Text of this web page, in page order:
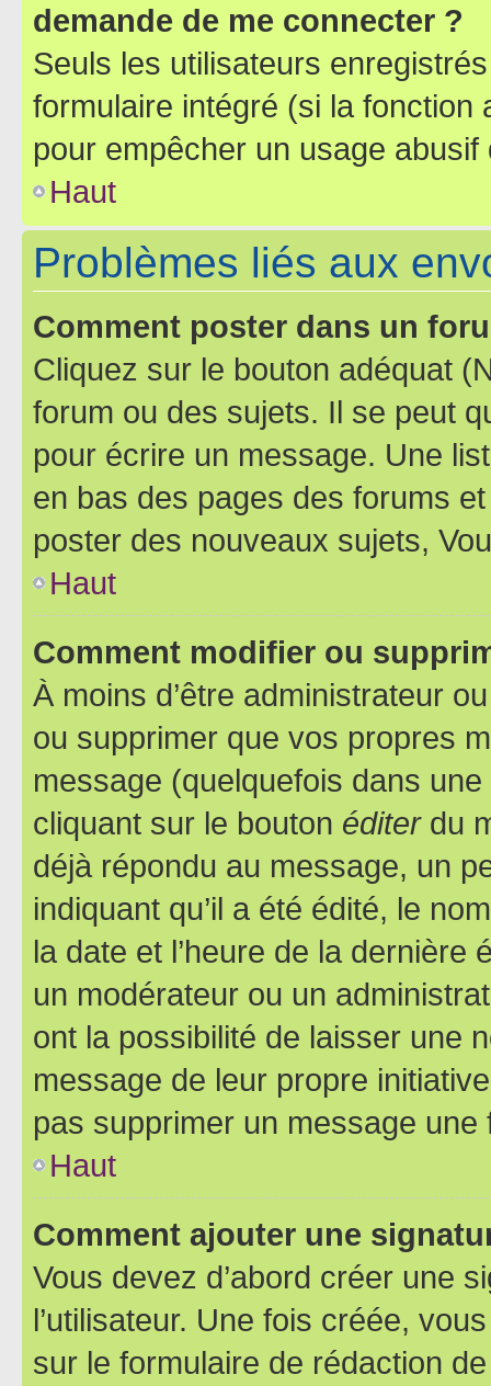
demande de me connecter ?
Seuls les utilisateurs
formulaire intégré (si la fonction
pour empêcher un usage
Haut
Problèmes liés aux
Comment poster dans un
Cliquez sur le bouton adéquat
forum ou des sujets. Il se peut
pour écrire un message. Une
en bas des pages des forums
poster des nouveaux sujets,
Haut
Comment modifier ou
À moins d’être administrateur
ou supprimer que vos propres
message (quelquefois dans
cliquant sur le bouton éditerdu
déjà répondu au message, un
indiquant qu’il a été édité, le
la date et l’heure de la dernière
un modérateur ou un
ont la possibilité de laisser une
message de leur propre
pas supprimer un message une
Haut
Comment ajouter une
Vous devez d’abord créer une
l’utilisateur. Une fois créée,
sur le formulaire de rédaction